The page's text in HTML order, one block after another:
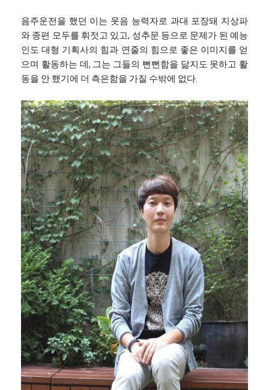
음주운전을 했던 이는 웃음 능력자로 과대 포장돼 지상파
와 종편 모두를 휘젓고 있고, 성추문 등으로 문제가 된 예능
인도 대형 기획사의 힘과 연줄의 힘으로 좋은 이미지를 얻
으며 활동하는 데, 그는 그들의 뻔뻔함을 닮지도 못하고 활
동을 안 했기에 더 측은함을 가질 수밖에 없다.